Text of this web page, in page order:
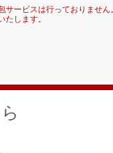
サービスは行っておりません
たします。